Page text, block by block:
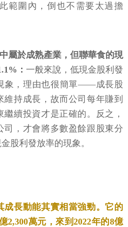
範圍內，倒也不需要太過擔
屬於成熟產業，但聯華食的現
： 一般來說，低現金股利發
象，理由也很簡單——成長股
持成長，故而公司每年賺到
續投資才是正確的。反之，
司，才會將多數盈餘跟股東分
股利發放率的現象。
成長動能其實相當強勁。它的
2,300萬元，來到2022年的8億